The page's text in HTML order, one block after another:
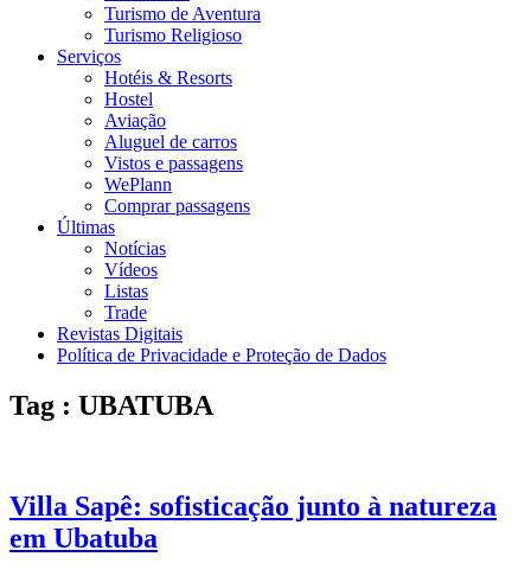
Turismo de Aventura
Turismo Religioso
Serviços
Hotéis & Resorts
Hostel
Aviação
Aluguel de carros
Vistos e passagens
WePlann
Comprar passagens
Últimas
Notícias
Vídeos
Listas
Trade
Revistas Digitais
Política de Privacidade e Proteção de Dados
Tag : UBATUBA
Villa Sapê: sofisticação junto à natureza
em Ubatuba